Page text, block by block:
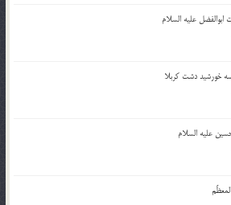
علیه السلام
سه خورشید دشت کربلا
علیه السلام